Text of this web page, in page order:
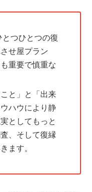
つひとつの復
せ屋プラン
重要で慎重な
と」と「出来
ハウにより静
としてもっと
、そして復縁
ます。